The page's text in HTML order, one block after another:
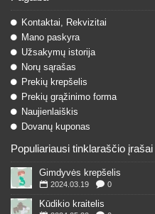
Kontaktai, Rekvizitai
Mano paskyra
Užsakymų istorija
Norų sąrašas
Prekių krepšelis
Prekių grąžinimo forma
Naujienlaiškis
Dovanų kuponas
Populiariausi tinklaraščio įrašai
Gimdyvės krepšelis
2024.03.19 0
Kūdikio kraitelis